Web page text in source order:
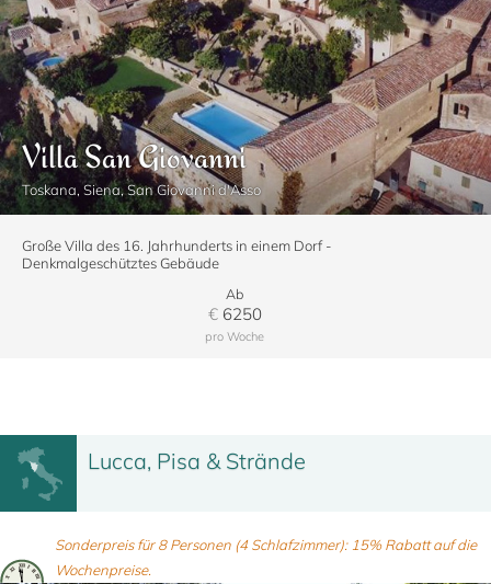
Villa San Giovanni
Toskana, Siena, San Giovanni d'Asso
Große Villa des 16. Jahrhunderts in einem Dorf -
Denkmalgeschütztes Gebäude
Ab
€6250
pro Woche
Lucca, Pisa & Strände
Sonderpreis für 8 Personen (4 Schlafzimmer): 15% Rabatt auf die
Wochenpreise.